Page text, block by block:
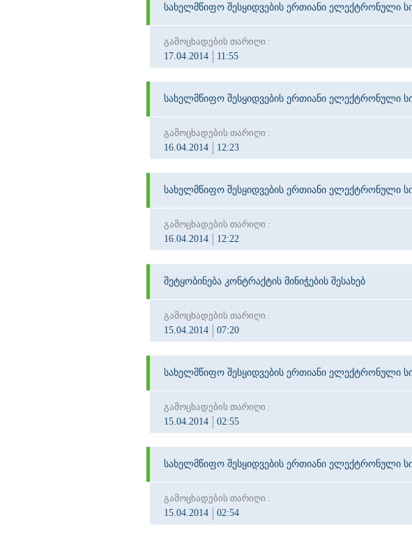
სახელმწიფო შესყიდვების ერთიანი ელექტრონული
გამოცხადების თარიღი :
17.04.2014
11:55
სახელმწიფო შესყიდვების ერთიანი ელექტრონული
გამოცხადების თარიღი :
16.04.2014
12:23
სახელმწიფო შესყიდვების ერთიანი ელექტრონული
გამოცხადების თარიღი :
16.04.2014
12:22
შეტყობინება კონტრაქტის მინიჭების შესახებ
გამოცხადების თარიღი :
15.04.2014
07:20
სახელმწიფო შესყიდვების ერთიანი ელექტრონული
გამოცხადების თარიღი :
15.04.2014
02:55
სახელმწიფო შესყიდვების ერთიანი ელექტრონული
გამოცხადების თარიღი :
15.04.2014
02:54